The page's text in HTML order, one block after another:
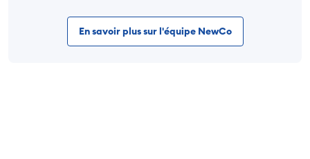
En savoir plus sur l'équipe NewCo